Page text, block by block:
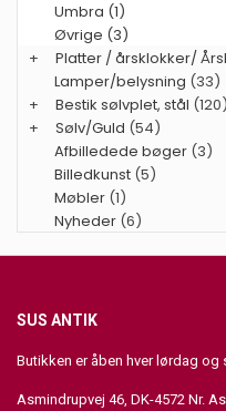
Umbra (1)
Øvrige (3)
+
Platter / årsklokker/
Lamper/belysning (33)
+
Bestik sølvplet, stål (120)
+
Sølv/Guld (54)
Afbilledede bøger (3)
Billedkunst (5)
Møbler (1)
Nyheder (6)
SUS ANTIK
Butikken er åben hver lørdag og
Asmindrupvej 46, DK-4572 Nr.